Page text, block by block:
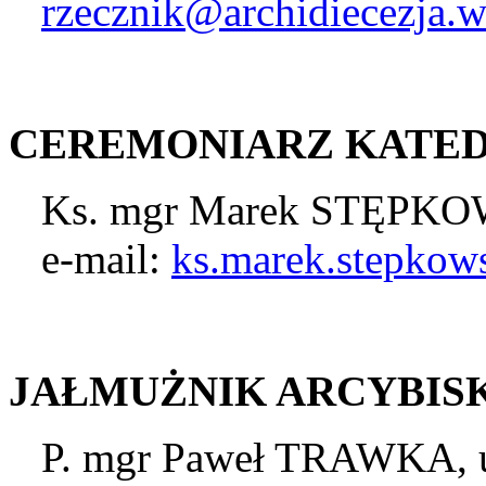
CEREMONIARZ
Ks. mgr Marek
e-mail:
JAŁMUŻNIK
P. mgr Paweł TRAWKA,